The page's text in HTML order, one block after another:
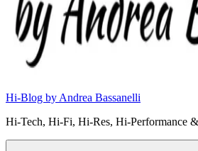
Hi-Blog by Andrea Bassanelli
Hi-Tech, Hi-Fi, Hi-Res, Hi-Performance